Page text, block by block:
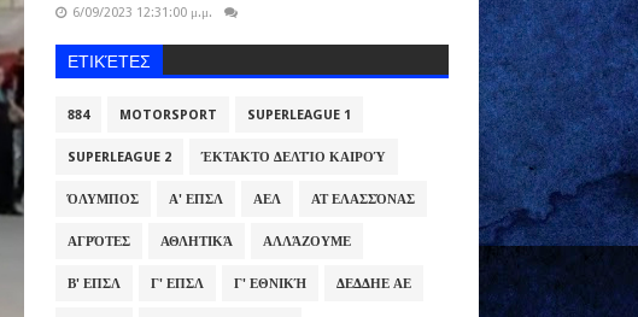
6/09/2023 12:31:00 μ.μ.
ΕΤΙΚΈΤΕΣ
884 MOTORSPORT SUPERLEAGUE 1
SUPERLEAGUE 2 ΈΚΤΑΚΤΟ ΔΕΛΤΊΟ ΚΑΙΡΟΎ
ΌΛΥΜΠΟΣ Α' ΕΠΣΛ ΑΕΛ ΑΤ ΕΛΑΣΣΌΝΑΣ
ΑΓΡΌΤΕΣ ΑΘΛΗΤΙΚΆ ΑΛΛΆΖΟΥΜΕ
Β' ΕΠΣΛ Γ' ΕΠΣΛ Γ' ΕΘΝΙΚΉ ΔΕΔΔΗΕ ΑΕ